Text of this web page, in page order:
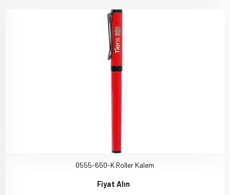
0555-650-K Roller Kalem
Fiyat Alın